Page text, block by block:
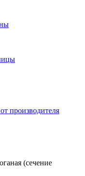
производителя
(сечение